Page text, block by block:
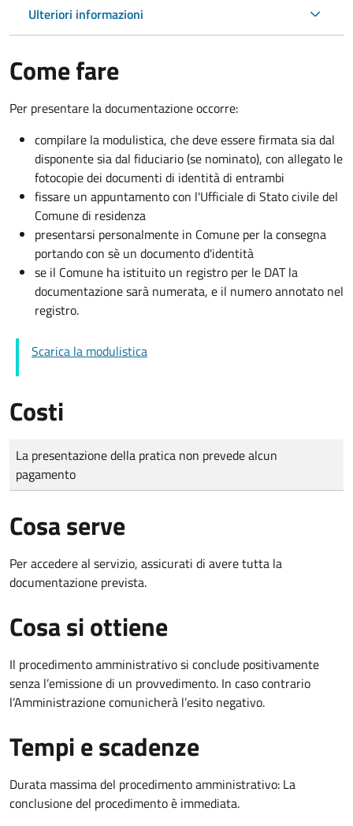
Ulteriori informazioni
Come fare
Per presentare la documentazione occorre:
compilare la modulistica, che deve essere firmata sia dal
disponente sia dal fiduciario (se nominato), con allegato le
fotocopie dei documenti di identità di entrambi
fissare un appuntamento con l'Ufficiale di Stato civile del
Comune di residenza
presentarsi personalmente in Comune per la consegna
portando con sè un documento d'identità
se il Comune ha istituito un registro per le DAT la
documentazione sarà numerata, e il numero annotato nel
registro.
Scarica la modulistica
Costi
Tipo di pagamento
Importo
La presentazione della pratica non prevede alcun
pagamento
Cosa serve
Per accedere al servizio, assicurati di avere tutta la
documentazione prevista.
Cosa si ottiene
Il procedimento amministrativo si conclude positivamente
senza l’emissione di un provvedimento. In caso contrario
l’Amministrazione comunicherà l’esito negativo.
Tempi e scadenze
Durata massima del procedimento amministrativo: La
conclusione del procedimento è immediata.